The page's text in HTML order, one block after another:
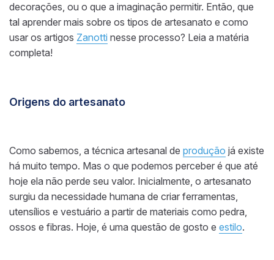
decorações, ou o que a imaginação permitir. Então, que
tal aprender mais sobre os tipos de artesanato e como
usar os artigos Zanotti nesse processo? Leia a matéria
completa!
Origens do artesanato
Como sabemos, a técnica artesanal de produção já existe
há muito tempo. Mas o que podemos perceber é que até
hoje ela não perde seu valor. Inicialmente, o artesanato
surgiu da necessidade humana de criar ferramentas,
utensílios e vestuário a partir de materiais como pedra,
ossos e fibras. Hoje, é uma questão de gosto e estilo.